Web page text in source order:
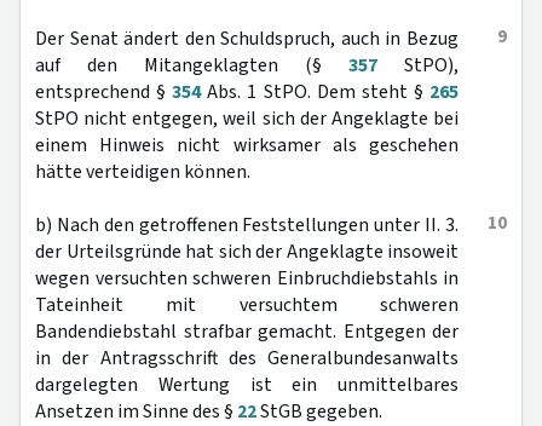
9
Der Senat ändert den Schuldspruch, auch in Bezug
auf den Mitangeklagten (§ 357 StPO),
entsprechend §354Abs. 1 StPO. Dem steht § 265
StPO nicht entgegen, weil sich der Angeklagte bei
einem Hinweis nicht wirksamer als geschehen
hätte verteidigen können.
10
b) Nach den getroffenen Feststellungen unter II. 3.
der Urteilsgründe hat sich der Angeklagte insoweit
wegen versuchten schweren Einbruchdiebstahls in
Tateinheit mit versuchtem schweren
Bandendiebstahl strafbar gemacht. Entgegen der
in der Antragsschrift des Generalbundesanwalts
dargelegten Wertung ist ein unmittelbares
Ansetzen im Sinne des § 22StGB gegeben.